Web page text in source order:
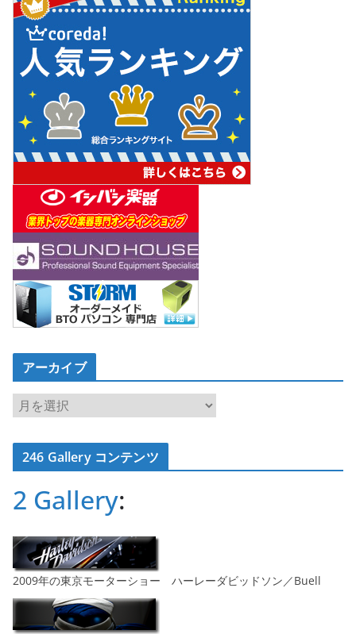
アーカイブ
ア
ー
カ
イ246 Gallery コンテンツ
2 Gallery:
2009年の東京モーターショー ハーレーダビッドソン／Buell